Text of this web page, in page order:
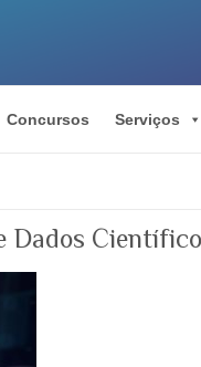
Concursos Serviços
Dados